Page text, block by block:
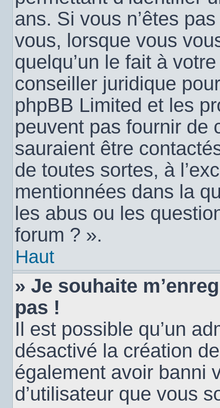
ans. Si vous n’êtes
vous, lorsque vous
quelqu’un le fait à
conseiller juridique
phpBB Limited et les
peuvent pas fournir de
sauraient être
de toutes sortes, à
mentionnées dans la
les abus ou les
forum ? ».
Haut
» Je souhaite
pas !
Il est possible qu’un
désactivé la création
également avoir banni
d’utilisateur que vous